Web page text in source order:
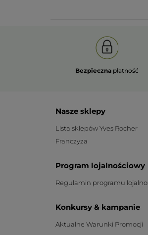
Bezpieczna płatność
Nasze sklepy
Lista sklepów Yves Rocher
Franczyza
Program lojalnościowy
Regulamin programu
Konkursy & kampanie
Aktualne Warunki Promocji